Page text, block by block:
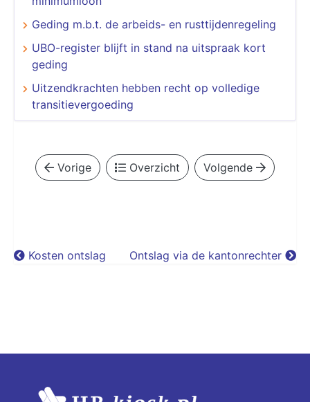
Geding m.b.t. de arbeids- en rusttijdenregeling
UBO-register blijft in stand na uitspraak kort
geding
Uitzendkrachten hebben recht op volledige
transitievergoeding
Vorige Overzicht Volgende
Kosten ontslag Ontslag via de kantonrechter